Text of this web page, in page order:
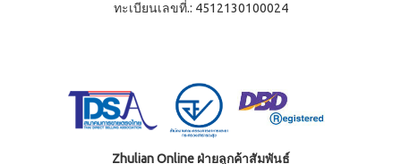
ทะเบียนเลขที่.: 4512130100024
Zhulian Online ฝ่ายลูกค้าสัมพันธ์